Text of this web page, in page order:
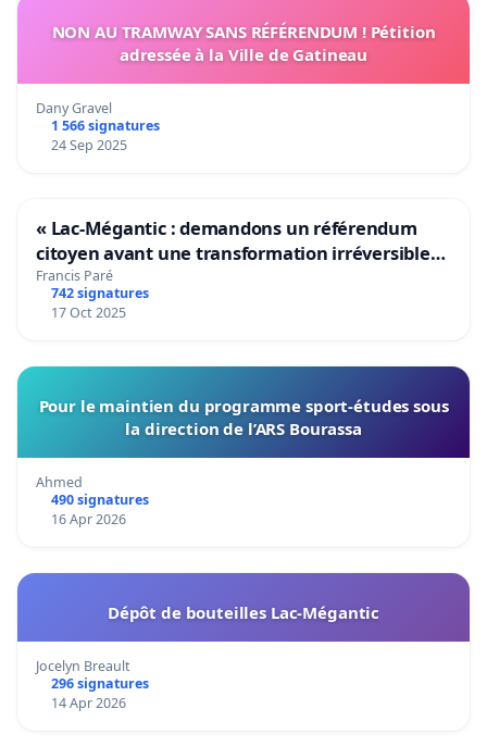
NON AU TRAMWAY SANS RÉFÉRENDUM ! Pétition
adressée à la Ville de Gatineau
Dany Gravel
1 566 signatures
24 Sep 2025
« Lac-Mégantic : demandons un référendum
citoyen avant une transformation irréversible
de notre territoire »
Francis Paré
742 signatures
17 Oct 2025
Pour le maintien du programme sport-études sous
la direction de l’ARS Bourassa
Ahmed
490 signatures
16 Apr 2026
Dépôt de bouteilles Lac-Mégantic
Jocelyn Breault
296 signatures
14 Apr 2026